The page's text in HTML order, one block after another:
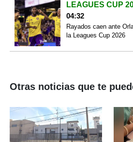
LEAGUES CUP
04:32
Rayados caen ante
la Leagues Cup 2026
Otras noticias que te